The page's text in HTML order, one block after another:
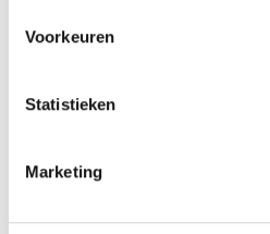
Voorkeuren
Statistieken
Marketing
Omdat ze nooit
wordt het gehele bedrag
vermogen. Bij